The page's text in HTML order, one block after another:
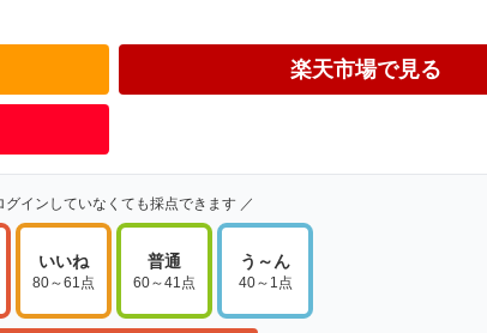
楽天市場で見る
グインしていなくても採点できます ／
いいね
80～61点
普通
60～41点
う～ん
40～1点